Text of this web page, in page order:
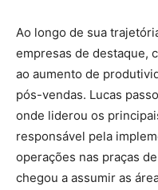
Ao longo de sua
empresas de destaque,
ao aumento de
pós-vendas. Lucas
onde liderou os
responsável pela
operações nas praças
chegou a assumir as